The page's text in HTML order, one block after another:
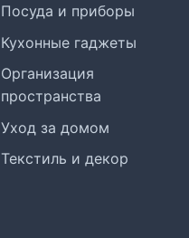
Посуда и приборы
Кухонные гаджеты
Организация
пространства
Уход за домом
Текстиль и декор